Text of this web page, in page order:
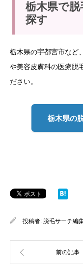
栃木県で
探す
栃木県の宇都宮市など
や美容皮膚科の医療脱
ださい。
栃木県の
投稿者: 脱毛サーチ編